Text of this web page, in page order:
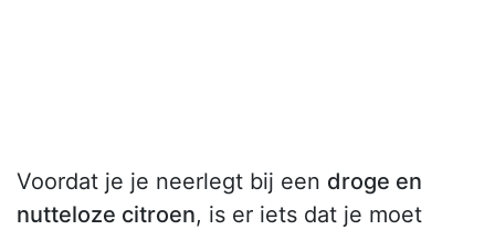
Voordat je je neerlegt bij een droge en
nutteloze citroen, is er iets dat je moet